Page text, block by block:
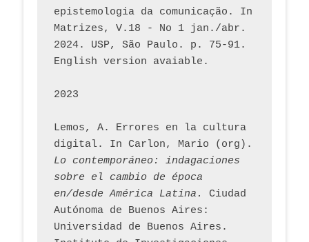
epistemologia da comunicação. In
Matrizes, V.18 - No 1 jan./abr.
2024. USP, São Paulo. p. 75-91.
English version avaiable.
2023
Lemos, A. Errores en la cultura
Lo contemporáneo: indagaciones
sobre el cambio de época
en/desde América Latina.
Ciudad
Autónoma de Buenos Aires:
Universidad de Buenos Aires.